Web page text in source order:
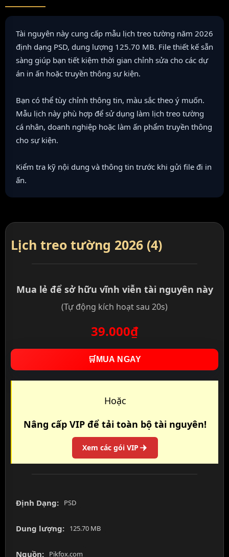
Tài nguyên này cung cấp mẫu lịch treo tường năm 2026
định dạng PSD, dung lượng 125.70 MB. File thiết kế sẵn
sàng giúp bạn tiết kiệm thời gian chỉnh sửa cho các dự
án in ấn hoặc truyền thông sự kiện.
Bạn có thể tùy chỉnh thông tin, màu sắc theo ý muốn.
Mẫu lịch này phù hợp để sử dụng làm lịch treo tường
cá nhân, doanh nghiệp hoặc làm ấn phẩm truyền thông
cho sự kiện.
Kiểm tra kỹ nội dung và thông tin trước khi gửi file đi in
ấn.
Lịch treo tường 2026 (4)
Mua lẻ để sở hữu vĩnh viễn tài nguyên này
(Tự động kích hoạt sau 20s)
39.000₫
🛒 MUA NGAY
Hoặc
Nâng cấp VIP để tải toàn bộ tài nguyên!
Xem các gói VIP
Định Dạng: PSD
Dung lượng: 125.70 MB
Nguồn: Pikfox.com